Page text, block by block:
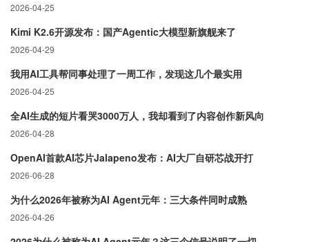
2026-04-25
Kimi K2.6开源发布：国产Agentic大模型新旗舰来了
2026-04-29
我用AI工具帮同事处理了一周工作，发现这几个最实用
2026-04-25
全AI生成的短片看哭3000万人，我却看到了内容创作新风向
2026-04-28
OpenAI首款AI芯片Jalapeno发布：AI大厂自研芯战开打
2026-06-28
为什么2026年被称为AI Agent元年：三大条件同时成熟
2026-04-26